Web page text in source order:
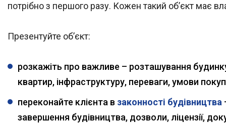
потрібно з першого разу. Кожен такий об’єкт має
Презентуйте об’єкт:
розкажіть про важливе – розташування будинку
квартир, інфраструктуру, переваги, умови
переконайте клієнта в законності будівництва
завершення будівництва, дозволи, ліцензії,